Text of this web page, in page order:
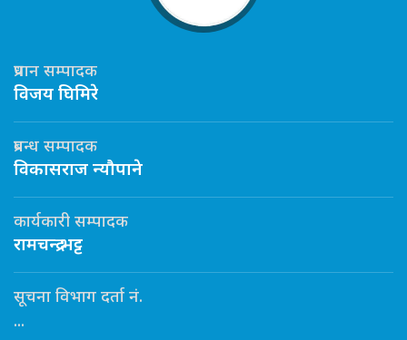
प्रधान सम्पादक
विजय घिमिरे
प्रबन्ध सम्पादक
विकासराज न्यौपाने
कार्यकारी सम्पादक
रामचन्द्र भट्ट
सूचना विभाग दर्ता नं.
...